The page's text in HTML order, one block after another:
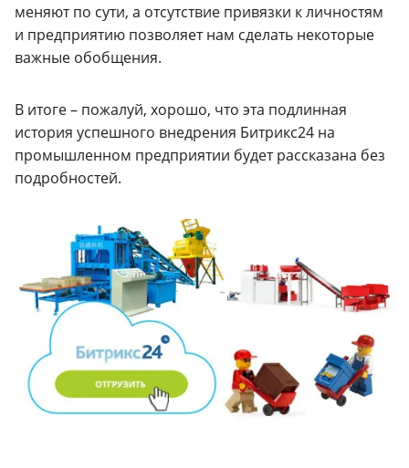
меняют по сути, а отсутствие привязки к личностям
и предприятию позволяет нам сделать некоторые
важные обобщения.
В итоге – пожалуй, хорошо, что эта подлинная
история успешного внедрения Битрикс24 на
промышленном предприятии будет рассказана без
подробностей.